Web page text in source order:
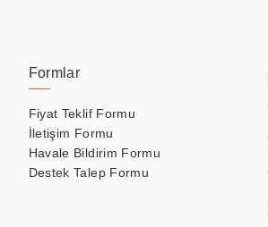
Formlar
Fiyat Teklif Formu
İletişim Formu
Havale Bildirim Formu
Destek Talep Formu